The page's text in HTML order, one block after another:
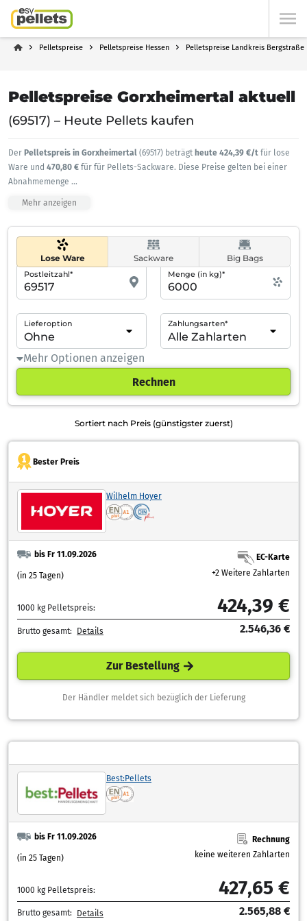
Pelletspreise Pelletspreise Hessen Pelletspreise Landkreis Bergstraße
Pelletspreise Gorxheimertal aktuell
(69517) – Heute Pellets kaufen
Der Pelletspreis in Gorxheimertal (69517) beträgt heute 424,39 €/t für lose
Ware und 470,80 € für für Pellets-Sackware. Diese Preise gelten bei einer
Abnahmemenge ...
Mehr anzeigen
Lose Ware Sackware Big Bags
Postleitzahl* Menge (in kg)*
Lieferoption Zahlungsarten*
Mehr Optionen anzeigen
Rechnen
Sortiert nach Preis (günstigster zuerst)
Bester Preis
Wilhelm Hoyer
bis Fr 11.09.2026
(in 25 Tagen)
EC-Karte
+2 Weitere Zahlarten
1000 kg Pelletspreis: 424,39 €
Brutto gesamt: Details 2.546,36 €
Zur Bestellung
Der Händler meldet sich bezüglich der Lieferung
Best:Pellets
bis Fr 11.09.2026
(in 25 Tagen)
Rechnung
keine weiteren Zahlarten
1000 kg Pelletspreis: 427,65 €
Brutto gesamt: Details 2.565,88 €